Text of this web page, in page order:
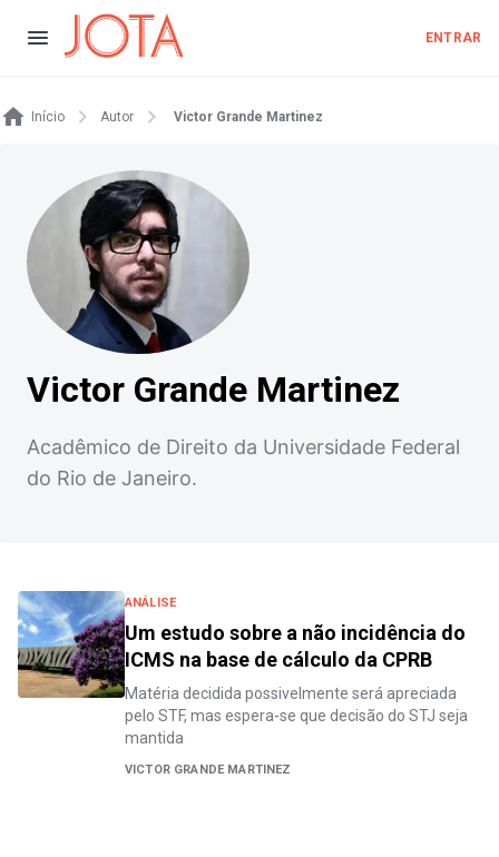
ENTRAR
Início Autor Victor Grande Martinez
Victor Grande Martinez
Acadêmico de Direito da Universidade Federal
do Rio de Janeiro.
ANÁLISE
Um estudo sobre a não incidência do
ICMS na base de cálculo da CPRB
Matéria decidida possivelmente será apreciada
pelo STF, mas espera-se que decisão do STJ seja
mantida
VICTOR GRANDE MARTINEZ